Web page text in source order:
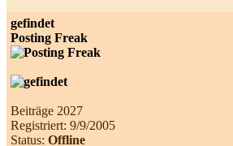
gefindet
Posting Freak
Beiträge 2027
Registriert: 9/9/2005
Status: Offline